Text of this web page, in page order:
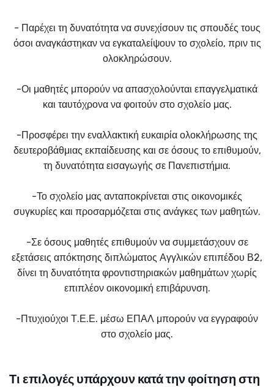
- Παρέχει τη δυνατότητα να συνεχίσουν τις σπουδές τους
όσοι αναγκάστηκαν να εγκαταλείψουν το σχολείο, πριν τις
ολοκληρώσουν.
-Οι μαθητές μπορούν να απασχολούνται επαγγελματικά
και ταυτόχρονα να φοιτούν στο σχολείο μας.
-Προσφέρει την εναλλακτική ευκαιρία ολοκλήρωσης της
δευτεροβάθμιας εκπαίδευσης και σε όσους το επιθυμούν,
τη δυνατότητα εισαγωγής σε Πανεπιστήμια.
-Το σχολείο μας ανταποκρίνεται στις οικονομικές
συγκυρίες και προσαρμόζεται στις ανάγκες των μαθητών.
-Σε όσους μαθητές επιθυμούν να συμμετάσχουν σε
εξετάσεις απόκτησης διπλώματος Αγγλικών επιπέδου Β2,
δίνει τη δυνατότητα φροντιστηριακών μαθημάτων χωρίς
επιπλέον οικονομική επιβάρυνση.
-Πτυχιούχοι Τ.Ε.Ε. μέσω ΕΠΑΛ μπορούν να εγγραφούν
στο σχολείο μας.
Τι επιλογές υπάρχουν κατά την φοίτηση στη